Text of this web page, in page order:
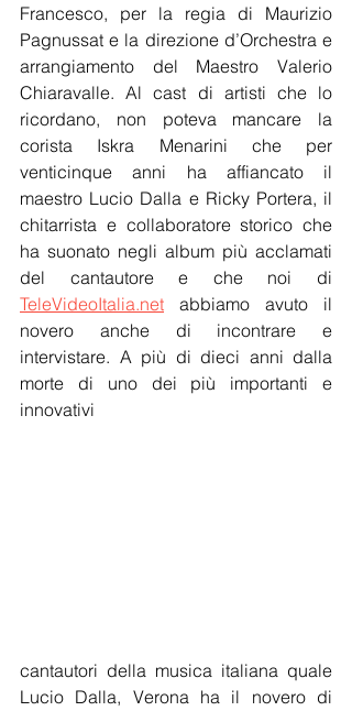
Francesco, per la regia di Maurizio
Pagnussat e la direzione d’Orchestra e
arrangiamento del Maestro Valerio
Chiaravalle. Al cast di artisti che lo
ricordano, non poteva mancare la
corista Iskra Menarini che per
venticinque anni ha affiancato il
maestro Lucio Dalla e Ricky Portera, il
chitarrista e collaboratore storico che
ha suonato negli album più acclamati
TeleVideoItalia.net abbiamo avuto il
novero anche di incontrare e
intervistare. A più di dieci anni dalla
morte di uno dei più importanti e
innovativi
cantautori della musica italiana quale
Lucio Dalla, Verona ha il novero di